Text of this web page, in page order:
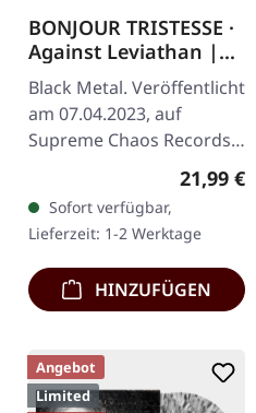
Preis:
BONJOUR TRISTESSE ·
Against Leviathan |
ECO RECYCLED VINYL
LP
Black Metal. Veröffentlicht
am 07.04.2023, auf
Supreme Chaos Records.
Recycletes Eco-Vinyl mit
Insert, Download-Code,
limitiert auf 200…
21,99 €
Sofort verfügbar,
Lieferzeit: 1-2 Werktage
HINZUFÜGEN
Angebot
Limited